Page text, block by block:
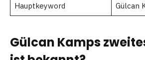
Hauptkeyword Gülcan
Gülcan Kamps